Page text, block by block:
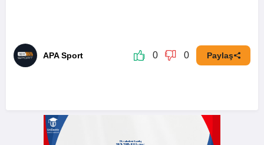
APA Sport 0 0 Paylaş